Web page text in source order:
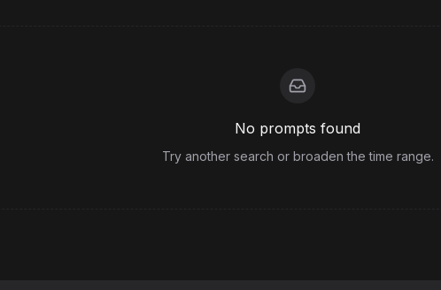
No prompts found
Try another search or broaden the time range.